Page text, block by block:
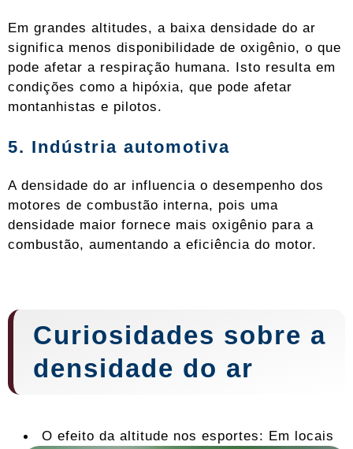
Em grandes altitudes, a baixa densidade do ar
significa menos disponibilidade de oxigênio, o que
pode afetar a respiração humana. Isto resulta em
condições como a hipóxia, que pode afetar
montanhistas e pilotos.
5. Indústria automotiva
A densidade do ar influencia o desempenho dos
motores de combustão interna, pois uma
densidade maior fornece mais oxigênio para a
combustão, aumentando a eficiência do motor.
Curiosidades sobre a
densidade do ar
O efeito da altitude nos esportes: Em locais